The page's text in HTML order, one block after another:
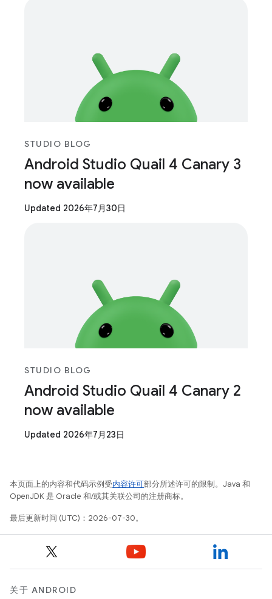
STUDIO BLOG
Android Studio Quail 4 Canary 3
now available
Updated 2026年7月30日
STUDIO BLOG
Android Studio Quail 4 Canary 2
now available
Updated 2026年7月23日
本页面上的内容和代码示例受内容许可部分所述许可的限制。Java 和
OpenJDK 是 Oracle 和/或其关联公司的注册商标。
最后更新时间 (UTC)：2026-07-30。
关于 ANDROID